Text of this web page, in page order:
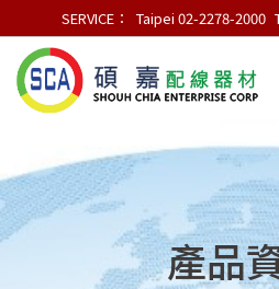
SERVICE： Taipei 02-2278-2000
產品